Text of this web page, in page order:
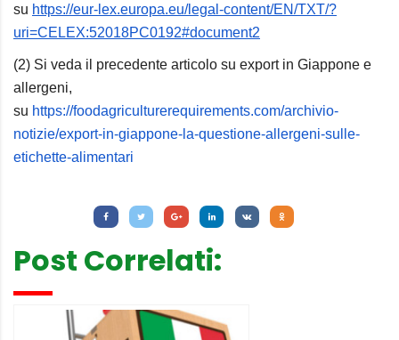
su https://eur-lex.europa.eu/legal-content/EN/TXT/?
uri=CELEX:52018PC0192#document2
(2) Si veda il precedente articolo su export in Giappone e
allergeni,
su https://foodagriculturerequirements.com/archivio-
notizie/export-in-giappone-la-questione-allergeni-sulle-
etichette-alimentari
Post Correlati: